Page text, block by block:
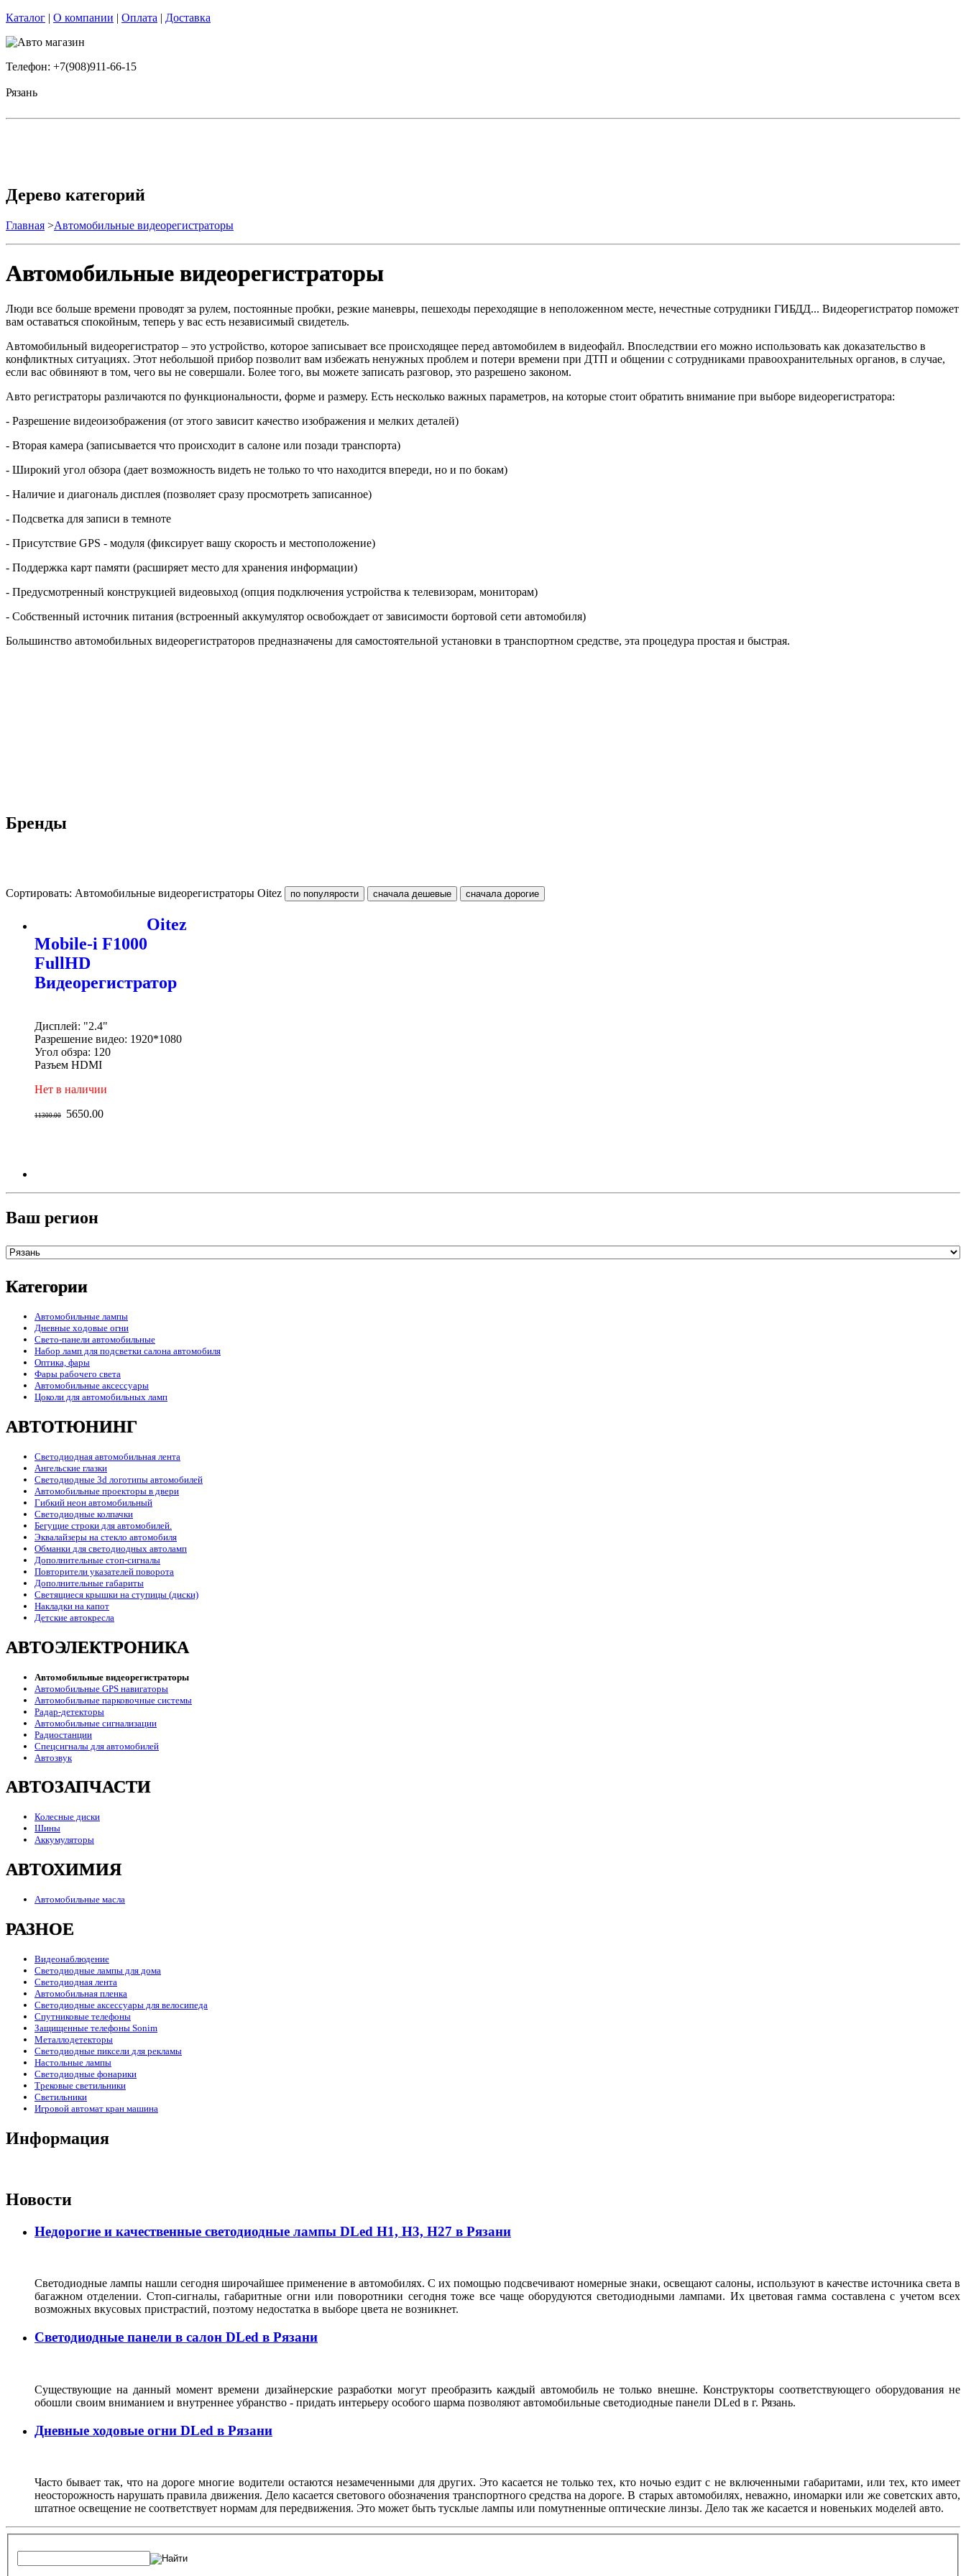
Каталог | О компании | Оплата | Доставка
Телефон: +7(908)911-66-15
Рязань
Дерево категорий
Главная >Автомобильные видеорегистраторы
Автомобильные видеорегистраторы
Люди все больше времени проводят за рулем, постоянные пробки, резкие маневры, пешеходы переходящие в неположенном месте, нечестные сотрудники ГИБДД... Видеорегистратор поможет
вам оставаться спокойным, теперь у вас есть независимый свидетель.
Автомобильный видеорегистратор – это устройство, которое записывает все происходящее перед автомобилем в видеофайл. Впоследствии его можно использовать как доказательство в
конфликтных ситуациях. Этот небольшой прибор позволит вам избежать ненужных проблем и потери времени при ДТП и общении с сотрудниками правоохранительных органов, в случае,
если вас обвиняют в том, чего вы не совершали. Более того, вы можете записать разговор, это разрешено законом.
Авто регистраторы различаются по функциональности, форме и размеру. Есть несколько важных параметров, на которые стоит обратить внимание при выборе видеорегистратора:
- Разрешение видеоизображения (от этого зависит качество изображения и мелких деталей)
- Вторая камера (записывается что происходит в салоне или позади транспорта)
- Широкий угол обзора (дает возможность видеть не только то что находится впереди, но и по бокам)
- Наличие и диагональ дисплея (позволяет сразу просмотреть записанное)
- Подсветка для записи в темноте
- Присутствие GPS - модуля (фиксирует вашу скорость и местоположение)
- Поддержка карт памяти (расширяет место для хранения информации)
- Предусмотренный конструкцией видеовыход (опция подключения устройства к телевизорам, мониторам)
- Собственный источник питания (встроенный аккумулятор освобождает от зависимости бортовой сети автомобиля)
Большинство автомобильных видеорегистраторов предназначены для самостоятельной установки в транспортном средстве, эта процедура простая и быстрая.
Бренды
Сортировать: Автомобильные видеорегистраторы Oitez
Oitez
Mobile-i F1000
FullHD
Видеорегистратор
Дисплей: "2.4"
Разрешение видео: 1920*1080
Угол обзра: 120
Разъем HDMI
Нет в наличии
11300.00 5650.00
Ваш регион
Категории
Автомобильные лампы
Дневные ходовые огни
Свето-панели автомобильные
Набор ламп для подсветки салона автомобиля
Оптика, фары
Фары рабочего света
Автомобильные аксессуары
Цоколи для автомобильных ламп
АВТОТЮНИНГ
Светодиодная автомобильная лента
Ангельские глазки
Светодиодные 3d логотипы автомобилей
Автомобильные проекторы в двери
Гибкий неон автомобильный
Светодиодные колпачки
Бегущие строки для автомобилей.
Эквалайзеры на стекло автомобиля
Обманки для светодиодных автоламп
Дополнительные стоп-сигналы
Повторители указателей поворота
Дополнительные габариты
Светящиеся крышки на ступицы (диски)
Накладки на капот
Детские автокресла
АВТОЭЛЕКТРОНИКА
Автомобильные видеорегистраторы
Автомобильные GPS навигаторы
Автомобильные парковочные системы
Радар-детекторы
Автомобильные сигнализации
Радиостанции
Спецсигналы для автомобилей
Автозвук
АВТОЗАПЧАСТИ
Колесные диски
Шины
Аккумуляторы
АВТОХИМИЯ
Автомобильные масла
РАЗНОЕ
Видеонаблюдение
Светодиодные лампы для дома
Светодиодная лента
Автомобильная пленка
Светодиодные аксессуары для велосипеда
Спутниковые телефоны
Защищенные телефоны Sonim
Металлодетекторы
Светодиодные пиксели для рекламы
Настольные лампы
Светодиодные фонарики
Трековые светильники
Светильники
Игровой автомат кран машина
Информация
Новости
Недорогие и качественные светодиодные лампы DLed Н1, Н3, Н27 в Рязани
Светодиодные лампы нашли сегодня широчайшее применение в автомобилях. С их помощью подсвечивают номерные знаки, освещают салоны, используют в качестве источника света в
багажном отделении. Стоп-сигналы, габаритные огни или поворотники сегодня тоже все чаще оборудуются светодиодными лампами. Их цветовая гамма составлена с учетом всех
возможных вкусовых пристрастий, поэтому недостатка в выборе цвета не возникнет.
Светодиодные панели в салон DLed в Рязани
Существующие на данный момент времени дизайнерские разработки могут преобразить каждый автомобиль не только внешне. Конструкторы соответствующего оборудования не
обошли своим вниманием и внутреннее убранство - придать интерьеру особого шарма позволяют автомобильные светодиодные панели DLed в г. Рязань.
Дневные ходовые огни DLed в Рязани
Часто бывает так, что на дороге многие водители остаются незамеченными для других. Это касается не только тех, кто ночью ездит с не включенными габаритами, или тех, кто имеет
неосторожность нарушать правила движения. Дело касается светового обозначения транспортного средства на дороге. В старых автомобилях, неважно, иномарки или же советских авто,
штатное освещение не соответствует нормам для передвижения. Это может быть тусклые лампы или помутненные оптические линзы. Дело так же касается и новеньких моделей авто.